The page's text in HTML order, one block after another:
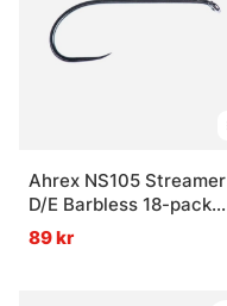
Ahrex NS105 Streamer
D/E Barbless 18-pack
Krok
89 kr